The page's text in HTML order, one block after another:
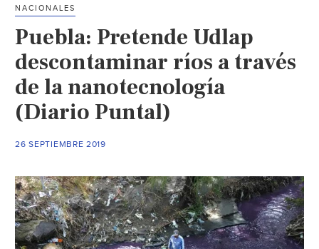
salud
agua
de
ríos
contaminados
con
(Milenio)
NACIONALES
Puebla: Pretende Udlap
descontaminar ríos a través
de la nanotecnología
(Diario Puntal)
26 SEPTIEMBRE 2019